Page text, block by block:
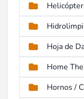
Hoja de
Home
Hornos /